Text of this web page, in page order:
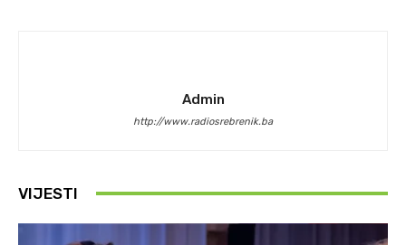
Admin
http://www.radiosrebrenik.ba
VIJESTI